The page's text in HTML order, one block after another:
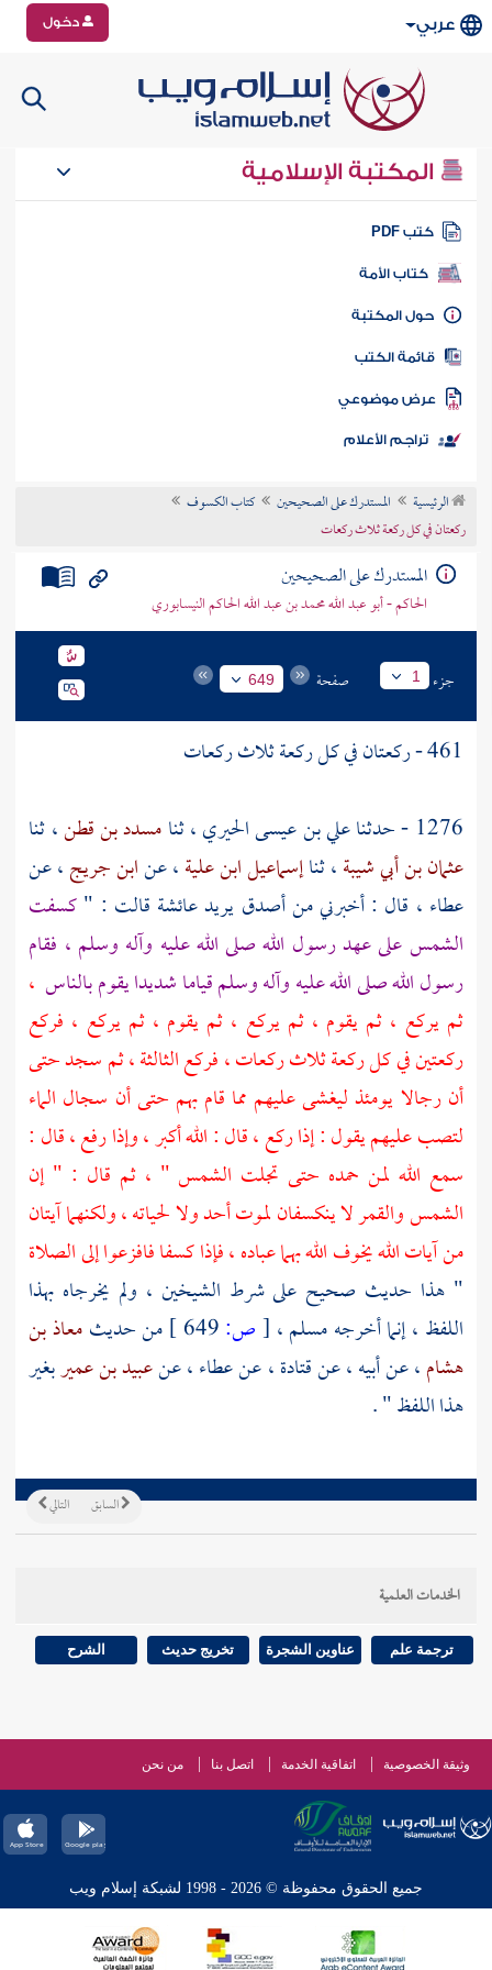
عربي دخول
المكتبة الإسلامية
كتب PDF
كتاب الأمة
المكتبة
الكتب
موضوعي
تراجم الأعلام
الرئيسية المستدرك على الصحيحين
كتاب الكسوف
ركعتان في كل ركعة ثلاث ركعات
المستدرك على الصحيحين
الحاكم - أبو عبد الله محمد بن عبد الله الحاكم النيسابوري
جزء 1 صفحة 649
461 - ركعتان في كل ركعة ثلاث ركعات
1276 - حدثنا
علي بن عيسى الحيري، ثنامسدد بن قطن، ثنا
عثمان بن أبي شيبة، ثناإسماعيل ابن علية، عنابن جريج، عن
عطاء ، قال : أخبرني من أصدق يريدعائشة قالت : "كسفت
الشمس على عهد رسول الله صلى الله عليه وآله وسلم ، فقام
رسول الله صلى الله عليه وآله وسلم قياما شديدا يقوم بالناس ،
ثم يركع ، ثم يقوم ، ثم يركع ، ثم يقوم ، ثم يركع ، فركع
ركعتين في كل ركعة ثلاث ركعات ، فركع الثالثة ، ثم سجد حتى
أن رجالا يومئذ ليغشى عليهم مما قام بهم حتى أن سجال الماء
لتصب عليهم يقول : إذا ركع ، قال : الله أكبر ، وإذا رفع ، قال :
سمع الله لمن حمده حتى تجلت الشمس " ، ثم قال : " إن
الشمس والقمر لا ينكسفان لموت أحد ولا لحياته ، ولكنهما آيتان
من آيات الله يخوف الله بهما عباده ، فإذا كسفا فافزعوا إلى الصلاة
" هذا حديث صحيح على شرط الشيخين ، ولم يخرجاه بهذا
اللفظ ، إنما أخرجهمسلم، [ص: من حديثمعاذ بن
هشام، عن أبيه ، عنقتادة، عنعطاء ،عنعبيد بن عميربغير
هذا اللفظ " .
التالي السابق
الخدمات العلمية
ترجمة علم عناوين الشجرة تخريج حديث الشرح
وثيقة الخصوصية اتفاقية الخدمة اتصل بنا من نحن
جميع الحقوق محفوظة © 2026 - 1998 لشبكة إسلام ويب